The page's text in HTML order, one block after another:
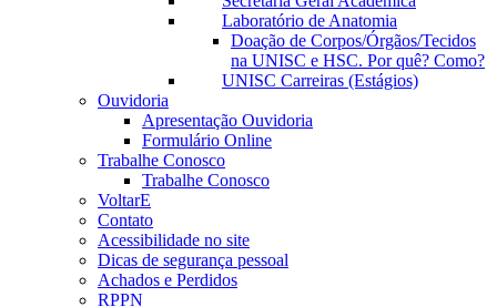
Laboratório de Anatomia
Doação de Corpos/Órgãos/Tecidos
na UNISC e HSC. Por quê? Como?
UNISC Carreiras (Estágios)
Ouvidoria
Apresentação Ouvidoria
Formulário Online
Trabalhe Conosco
Trabalhe Conosco
VoltarE
Contato
Acessibilidade no site
Dicas de segurança pessoal
Achados e Perdidos
RPPN